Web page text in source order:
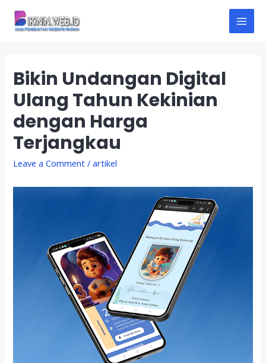
content
M
Bikin Undangan Digital
Ulang Tahun Kekinian
dengan Harga
Terjangkau
Leave a Comment /artikel